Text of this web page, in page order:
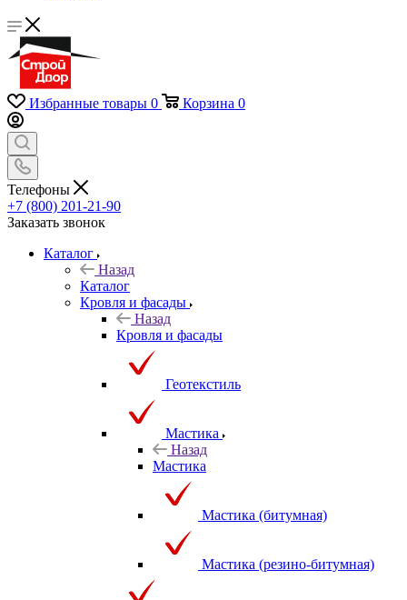
Избранные товары 0 Корзина 0
Телефоны
+7 (800) 201-21-90
Заказать звонок
Каталог
Назад
Каталог
Кровля и фасады
Назад
Кровля и фасады
Геотекстиль
Мастика
Назад
Мастика
Мастика (битумная)
Мастика (резино-битумная)